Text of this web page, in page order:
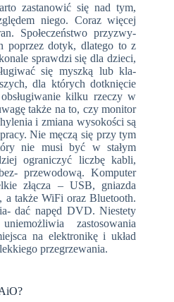
zastanowić się nad tym,
niego. Coraz więcej
Społeczeństwo przyzwy-
poprzez dotyk, dlatego to z
sprawdzi się dla dzieci,
się myszką lub kla-
dla których dotknięcie
kilku rzeczy w
także na to, czy monitor
i zmiana wysokości są
Nie męczą się przy tym
nie musi być w stałym
ograniczyć liczbę kabli,
przewodową. Komputer
złącza – USB, gniazda
a także WiFi oraz Bluetooth.
dać napęd DVD. Niestety
zastosowania
na elektronikę i układ
przegrzewania.